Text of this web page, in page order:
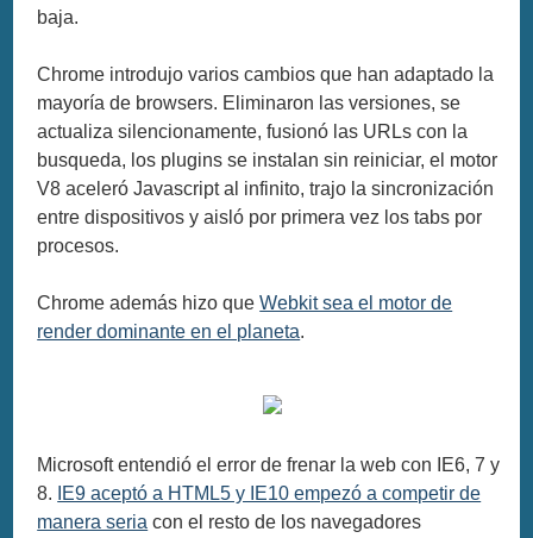
baja.
Chrome introdujo varios cambios que han adaptado la
mayoría de browsers. Eliminaron las versiones, se
actualiza silencionamente, fusionó las URLs con la
busqueda, los plugins se instalan sin reiniciar, el motor
V8 aceleró Javascript al infinito, trajo la sincronización
entre dispositivos y aisló por primera vez los tabs por
procesos.
Chrome además hizo queWebkit sea el motor de
render dominante en el planeta.
Microsoft entendió el error de frenar la web con IE6, 7 y
8.
IE9 aceptó a HTML5 y IE10 empezó a competir de
manera seria con el resto de los navegadores